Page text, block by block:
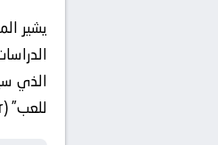
يشير
الذي
للعب” (Ball-playing Defender) سيعطي أفضلية في بناء الهجمات من المناطق الخلفية.